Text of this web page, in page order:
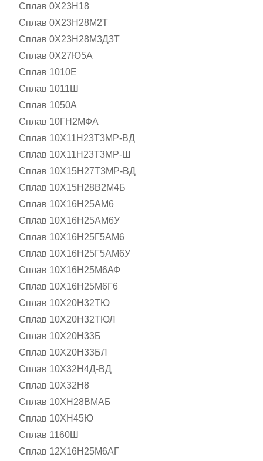
Сплав 0Х23Н18
Сплав 0Х23Н28М2Т
Сплав 0Х23Н28М3Д3Т
Сплав 0Х27Ю5А
Сплав 1010Е
Сплав 1011Ш
Сплав 1050А
Сплав 10ГН2МФА
Сплав 10Х11Н23Т3МР-ВД
Сплав 10Х11Н23Т3МР-Ш
Сплав 10Х15Н27Т3МР-ВД
Сплав 10Х15Н28В2М4Б
Сплав 10Х16Н25АМ6
Сплав 10Х16Н25АМ6У
Сплав 10Х16Н25Г5АМ6
Сплав 10Х16Н25Г5АМ6У
Сплав 10Х16Н25М6АФ
Сплав 10Х16Н25М6Г6
Сплав 10Х20Н32ТЮ
Сплав 10Х20Н32ТЮЛ
Сплав 10Х20Н33Б
Сплав 10Х20Н33БЛ
Сплав 10Х32Н4Д-ВД
Сплав 10Х32Н8
Сплав 10ХН28ВМАБ
Сплав 10ХН45Ю
Сплав 1160Ш
Сплав 12Х16Н25М6АГ